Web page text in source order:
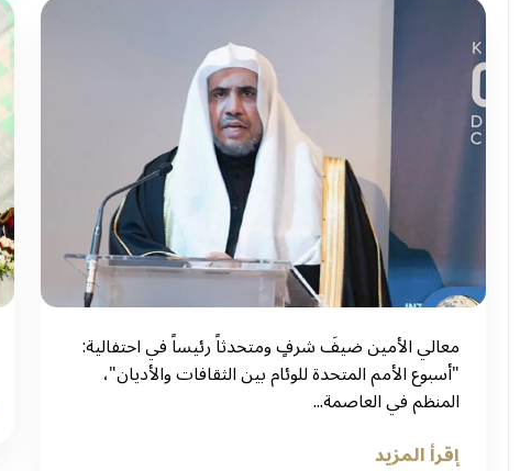
‏معالي الأمين ضيفَ شرفٍ ومتحدثاً رئيساً في احتفالية:
"أسبوع الأمم المتحدة للوئام بين الثقافات والأديان"،
المنظم في العاصمة...
إقرأ المزيد